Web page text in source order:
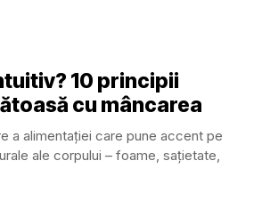
10 principii
cu mâncarea
a alimentației care pune accent pe
ale corpului – foame, sațietate,